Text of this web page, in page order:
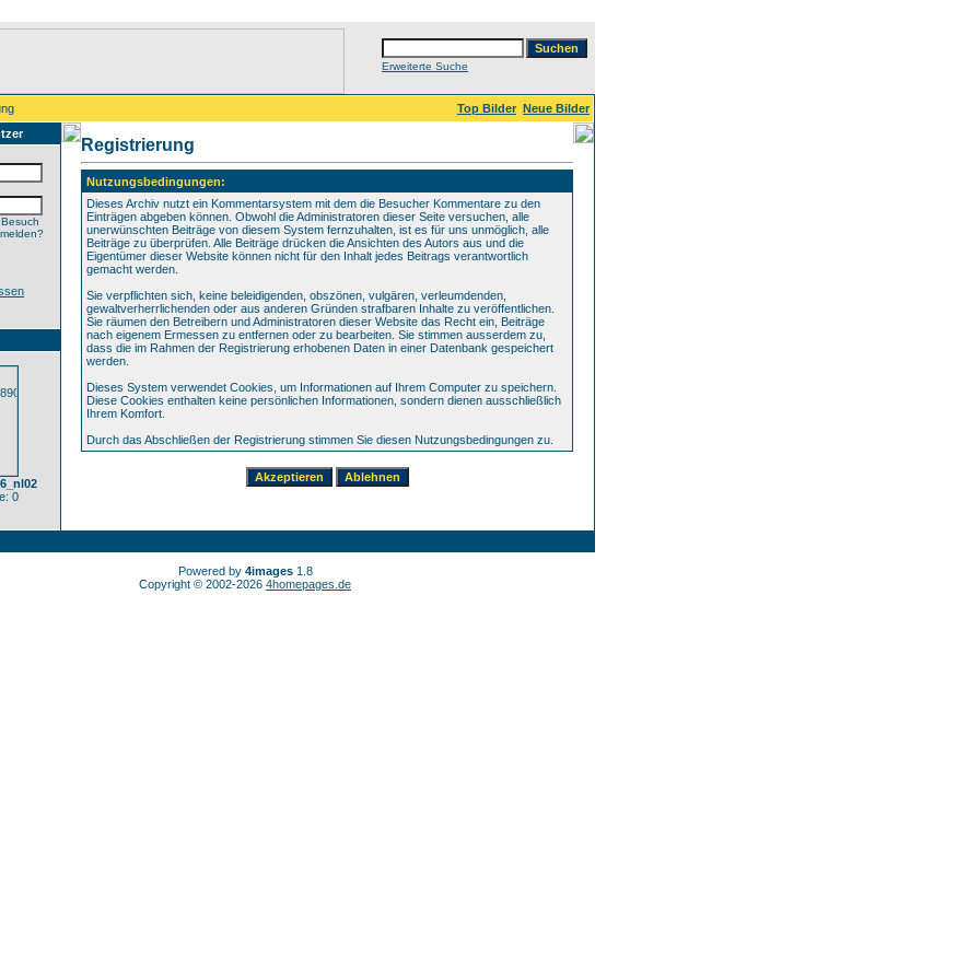
Erweiterte Suche
Top Bilder Neue Bilder
0
Registrierung
Nutzungsbedingungen:
Dieses Archiv nutzt ein Kommentarsystem mit dem die Besucher Kommentare zu den
Einträgen abgeben können. Obwohl die Administratoren dieser Seite versuchen, alle
unerwünschten Beiträge von diesem System fernzuhalten, ist es für uns unmöglich, alle
Beiträge zu überprüfen. Alle Beiträge drücken die Ansichten des Autors aus und die
Eigentümer dieser Website können nicht für den Inhalt jedes Beitrags verantwortlich
gemacht werden.
Sie verpflichten sich, keine beleidigenden, obszönen, vulgären, verleumdenden,
gewaltverherrlichenden oder aus anderen Gründen strafbaren Inhalte zu veröffentlichen.
Sie räumen den Betreibern und Administratoren dieser Website das Recht ein, Beiträge
nach eigenem Ermessen zu entfernen oder zu bearbeiten. Sie stimmen ausserdem zu,
dass die im Rahmen der Registrierung erhobenen Daten in einer Datenbank gespeichert
werden.
Dieses System verwendet Cookies, um Informationen auf Ihrem Computer zu speichern.
Diese Cookies enthalten keine persönlichen Informationen, sondern dienen ausschließlich
Ihrem Komfort.
Durch das Abschließen der Registrierung stimmen Sie diesen Nutzungsbedingungen zu.
Powered by 4images1.8
Copyright © 2002-2026 4homepages.de